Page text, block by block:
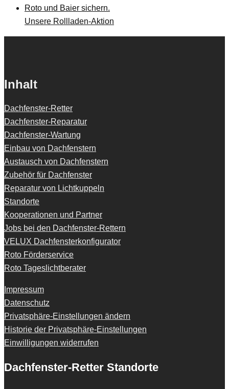
Unsere Rollladen-Aktion
Inhalt
Dachfenster-Retter
Dachfenster-Reparatur
Dachfenster-Wartung
Einbau von Dachfenstern
Austausch von Dachfenstern
Zubehör für Dachfenster
Reparatur von Lichtkuppeln
Standorte
Kooperationen und Partner
Jobs bei den Dachfenster-Rettern
VELUX Dachfensterkonfigurator
Roto Förderservice
Roto Tageslichtberater
Impressum
Datenschutz
Privatsphäre-Einstellungen ändern
Historie der Privatsphäre-Einstellungen
Einwilligungen widerrufen
Dachfenster-Retter Standorte